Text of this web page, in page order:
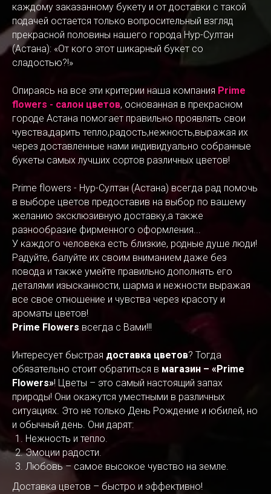
каждому заказанному букету и от доставки с такой
подачей остается только вопросительный взгляд
прекрасной половины нашего города Нур-Султан
(Астана): «От кого этот шикарный букет со
сладостью?!»
Опираясь на все эти критерии наша компания Prime
flowers - салон цветов, основанная в прекрасном
городе Астана помогает правильно проявлять свои
чувства,дарить тепло,радость,нежность,выражая их
через доставленные нами индивидуально собранные
букеты самых лучших сортов различных цветов!
Prime flowers - Нур-Султан (Астана) всегда рад помочь
в выборе цветов предоставив на выбор по вашему
желанию эксклюзивную доставку,а также
разнообразие фирменного оформления...
У каждого человека есть близкие, родные душе люди!
Радуйте, балуйте их своим вниманием даже без
повода и также умейте правильно дополнять его
деталями изысканности, шарма и нежности выражая
все свое отношение и чувства через красоту и
ароматы цветов!
Prime Flowers всегда с Вами!!!
Интересует быстрая доставка цветов? Тогда
обязательно стоит обратиться в магазин – «Prime
Flowers»! Цветы – это самый настоящий запах
природы! Они окажутся уместными в различных
ситуациях. Это не только День Рождение и юбилей, но
и обычный день. Они дарят:
Нежность и тепло.
Эмоции радости.
Любовь – самое высокое чувство на земле.
Доставка цветов – быстро и эффективно!